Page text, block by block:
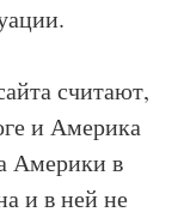
считают,
и Америка
Америки в
и в ней не